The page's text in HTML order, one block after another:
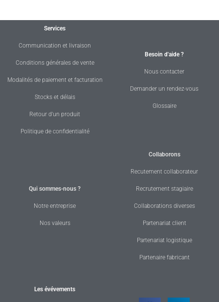
Services
Communication et livraison
Conditions générales de vente
Modalités de paiement et facturation
Stocks et délais
Retour d'un produit
Politique de confidentialité
Besoin d'aide ?
Nous contacter
Demander un rendez-vous
Glossaire
Qui sommes-nous ?
Notre entreprise
Nos valeurs
Collaborons
Recutement collaborateur
Recrutement stagiaire
Collaborations diverses
Partenariat client
Partenariat logistique
Partenaire fabricant
Les évévements